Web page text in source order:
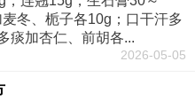
冬、栀子各10g；口干汗多
痰加杏仁、前胡各...
2026-05-05